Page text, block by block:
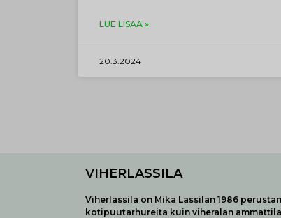
LUE LISÄÄ »
20.3.2024
VIHERLASSILA
Viherlassila on Mika Lassilan 1986
kotipuutarhureita kuin viheralan